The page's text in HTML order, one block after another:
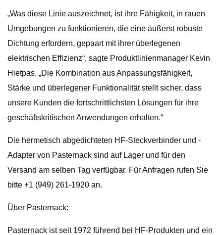
„Was diese Linie auszeichnet, ist ihre Fähigkeit, in rauen
Umgebungen zu funktionieren, die eine äußerst robuste
Dichtung erfordern, gepaart mit ihrer überlegenen
elektrischen Effizienz“, sagte Produktlinienmanager Kevin
Hietpas. „Die Kombination aus Anpassungsfähigkeit,
Stärke und überlegener Funktionalität stellt sicher, dass
unsere Kunden die fortschrittlichsten Lösungen für ihre
geschäftskritischen Anwendungen erhalten.“
Die hermetisch abgedichteten HF-Steckverbinder und -
Adapter von Pasternack sind auf Lager und für den
Versand am selben Tag verfügbar. Für Anfragen rufen Sie
bitte +1 (949) 261-1920 an.
Über Pasternack:
Pasternack ist seit 1972 führend bei HF-Produkten und ein